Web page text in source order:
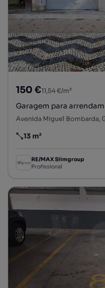
150 €11,54 €/m²
Garagem para
Preço por metro quadrado
13 m²
RE/MAX Siimgroup
Profissional